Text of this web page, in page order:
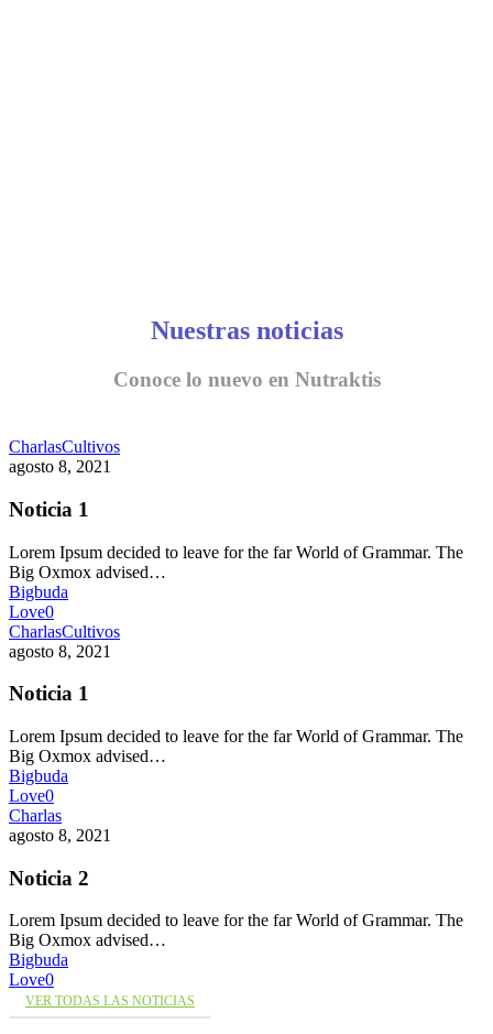
Nuestras noticias
Conoce lo nuevo en Nutraktis
CharlasCultivos
agosto 8, 2021
Noticia 1
Lorem Ipsum decided to leave for the far World of Grammar. The
Big Oxmox advised…
Bigbuda
Love0
CharlasCultivos
agosto 8, 2021
Noticia 1
Lorem Ipsum decided to leave for the far World of Grammar. The
Big Oxmox advised…
Bigbuda
Love0
Charlas
agosto 8, 2021
Noticia 2
Lorem Ipsum decided to leave for the far World of Grammar. The
Big Oxmox advised…
Bigbuda
Love0
VER TODAS LAS NOTICIAS